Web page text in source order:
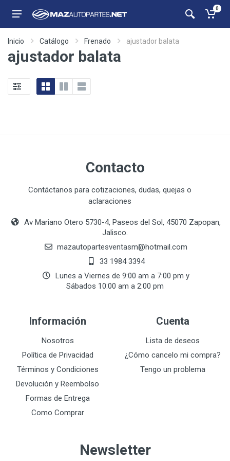
0
Inicio Catálogo Frenado ajustador balata
ajustador balata
Contacto
Contáctanos para cotizaciones, dudas, quejas o
aclaraciones
Av Mariano Otero 5730-4, Paseos del Sol, 45070 Zapopan,
Jalisco.
mazautopartesventasmӏ@hotmail.com
33 1984 3394
Lunes a Viernes de 9:00 am a 7:00 pm y
Sábados 10:00 am a 2:00 pm
Información
Nosotros
Política de Privacidad
Términos y Condiciones
Devolución y Reembolso
Formas de Entrega
Como Comprar
Cuenta
Lista de deseos
¿Cómo cancelo mi compra?
Tengo un problema
Newsletter